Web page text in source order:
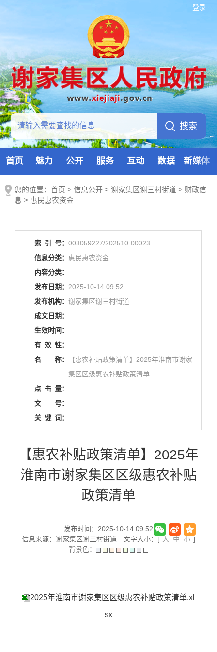
登录
首页 魅力 公开 服务 互动 数据 新媒体
您的位置： 首页 > 信息公开 > 谢家集区谢三村街道 > 财政信
息 > 惠民惠农资金
索 引 号： 003059227/202510-00023
信息分类： 惠民惠农资金
内容分类：
发布日期： 2025-10-14 09:52
发布机构： 谢家集区谢三村街道
成文日期：
生效时间：
有 效 性：
名
称：
【惠农补贴政策清单】2025年淮南市谢家
集区区级惠农补贴政策清单
点 击 量：
文
号：
关 键 词：
【惠农补贴政策清单】2025年
淮南市谢家集区区级惠农补贴
政策清单
发布时间：2025-10-14 09:52
信息来源：谢家集区谢三村街道
文字大小：[ 大 中 小 ]
背景色：
2025年淮南市谢家集区区级惠农补贴政策清单.xl
sx